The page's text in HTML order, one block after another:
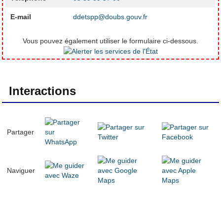
E-mail ddetspp@doubs.gouv.fr
Vous pouvez également utiliser le formulaire ci-dessous.
Interactions
Partager
Naviguer